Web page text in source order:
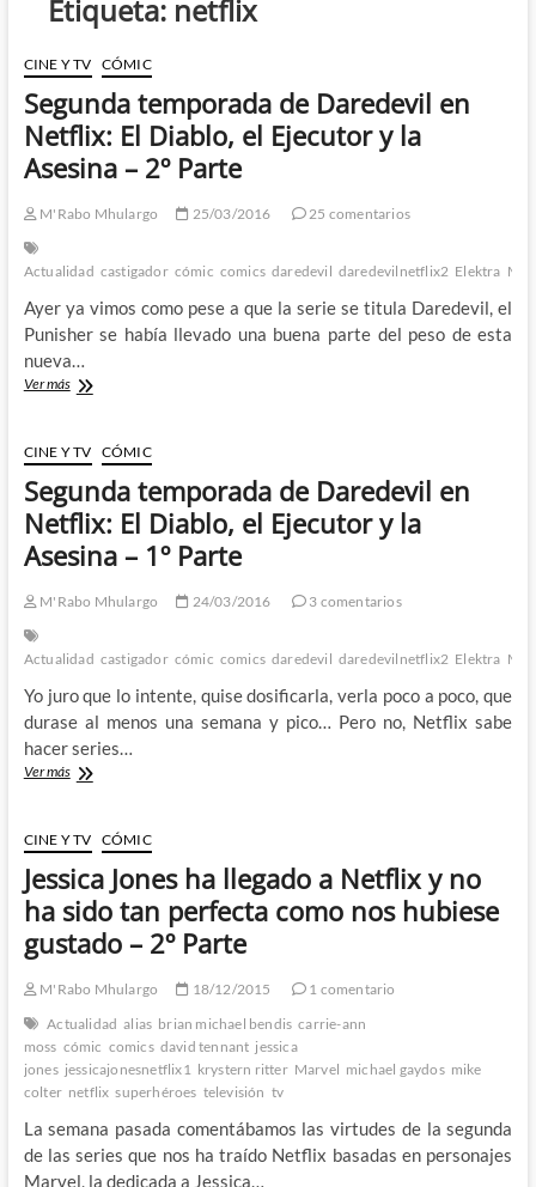
Etiqueta: netflix
CINE Y TV CÓMIC
Segunda temporada de Daredevil en
Netflix: El Diablo, el Ejecutor y la
Asesina – 2º Parte
M'Rabo Mhulargo 25/03/2016 25 comentarios
Actualidad castigador cómic comics daredevil daredevilnetflix2 Elektra
Ayer ya vimos como pese a que la serie se titula Daredevil, el
Punisher se había llevado una buena parte del peso de esta
nueva…
Ver másSegunda
Daredevil
en
Netflix:
El
Diablo,
el
y
–
Parte
CINE Y TV CÓMIC
Segunda temporada de Daredevil en
Netflix: El Diablo, el Ejecutor y la
Asesina – 1º Parte
M'Rabo Mhulargo 24/03/2016 3 comentarios
Actualidad castigador cómic comics daredevil daredevilnetflix2 Elektra
Yo juro que lo intente, quise dosificarla, verla poco a poco, que
durase al menos una semana y pico… Pero no, Netflix sabe
hacer series…
Ver másSegunda
Daredevil
en
Netflix:
El
Diablo,
el
y
Asesina
–
1º
Parte
CINE Y TV CÓMIC
Jessica Jones ha llegado a Netflix y no
ha sido tan perfecta como nos hubiese
gustado – 2º Parte
M'Rabo Mhulargo 18/12/2015
1 comentario
Actualidad alias brian michael bendis carrie-ann
moss cómic comics david tennant jessica
jones jessicajonesnetflix1 krystern ritter Marvel michael gaydos mike
colter netflix superhéroes televisión tv
La semana pasada comentábamos las virtudes de la segunda
de las series que nos ha traído Netflix basadas en personajes
Marvel, la dedicada a Jessica…